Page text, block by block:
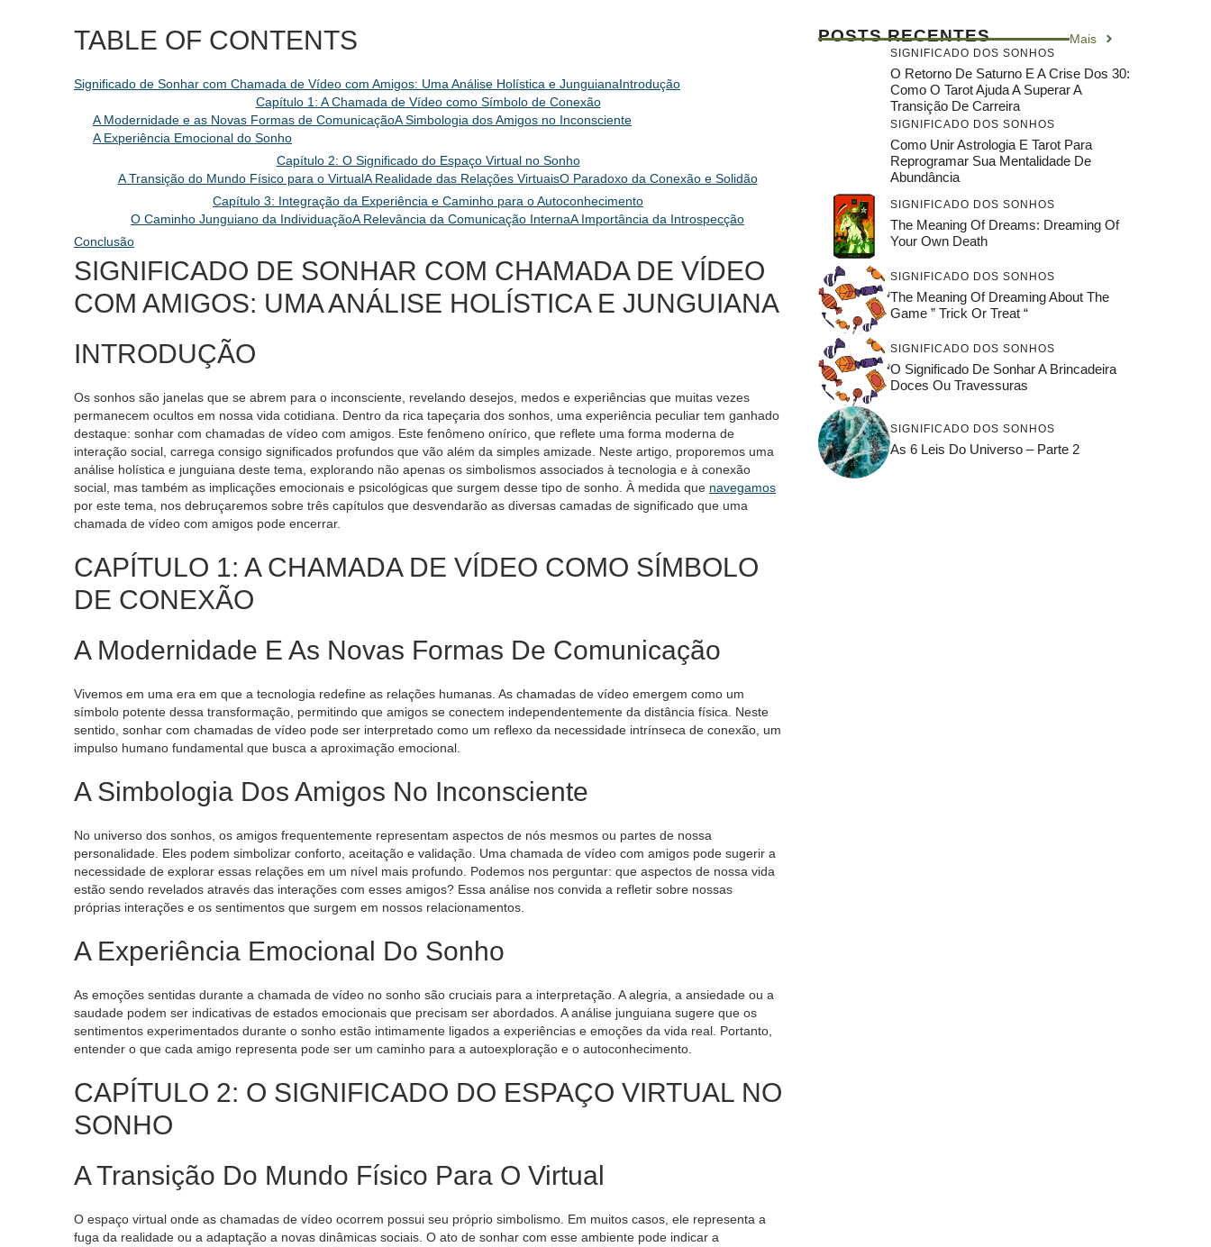
TABLE OF CONTENTS
Significado de Sonhar com Chamada de Vídeo com Amigos: Uma Análise Holística e JunguianaIntrodução
Capítulo 1: A Chamada de Vídeo como Símbolo de Conexão
A Modernidade e as Novas Formas de ComunicaçãoA Simbologia dos Amigos no Inconsciente
A Experiência Emocional do Sonho
Capítulo 2: O Significado do Espaço Virtual no Sonho
A Transição do Mundo Físico para o VirtualA Realidade das Relações VirtuaisO Paradoxo da Conexão e Solidão
Capítulo 3: Integração da Experiência e Caminho para o Autoconhecimento
O Caminho Junguiano da IndividuaçãoA Relevância da Comunicação InternaA Importância da Introspecção
Conclusão
SIGNIFICADO DE SONHAR COM CHAMADA DE VÍDEO
COM AMIGOS: UMA ANÁLISE HOLÍSTICA E JUNGUIANA
INTRODUÇÃO
Os sonhos são janelas que se abrem para o inconsciente, revelando desejos, medos e experiências que muitas vezes
permanecem ocultos em nossa vida cotidiana. Dentro da rica tapeçaria dos sonhos, uma experiência peculiar tem ganhado
destaque: sonhar com chamadas de vídeo com amigos. Este fenômeno onírico, que reflete uma forma moderna de
interação social, carrega consigo significados profundos que vão além da simples amizade. Neste artigo, proporemos uma
análise holística e junguiana deste tema, explorando não apenas os simbolismos associados à tecnologia e à conexão
social, mas também as implicações emocionais e psicológicas que surgem desse tipo de sonho. À medida que navegamos
por este tema, nos debruçaremos sobre três capítulos que desvendarão as diversas camadas de significado que uma
chamada de vídeo com amigos pode encerrar.
CAPÍTULO 1: A CHAMADA DE VÍDEO COMO SÍMBOLO
DE CONEXÃO
A Modernidade E As Novas Formas De Comunicação
Vivemos em uma era em que a tecnologia redefine as relações humanas. As chamadas de vídeo emergem como um
símbolo potente dessa transformação, permitindo que amigos se conectem independentemente da distância física. Neste
sentido, sonhar com chamadas de vídeo pode ser interpretado como um reflexo da necessidade intrínseca de conexão, um
impulso humano fundamental que busca a aproximação emocional.
A Simbologia Dos Amigos No Inconsciente
No universo dos sonhos, os amigos frequentemente representam aspectos de nós mesmos ou partes de nossa
personalidade. Eles podem simbolizar conforto, aceitação e validação. Uma chamada de vídeo com amigos pode sugerir a
necessidade de explorar essas relações em um nível mais profundo. Podemos nos perguntar: que aspectos de nossa vida
estão sendo revelados através das interações com esses amigos? Essa análise nos convida a refletir sobre nossas
próprias interações e os sentimentos que surgem em nossos relacionamentos.
A Experiência Emocional Do Sonho
As emoções sentidas durante a chamada de vídeo no sonho são cruciais para a interpretação. A alegria, a ansiedade ou a
saudade podem ser indicativas de estados emocionais que precisam ser abordados. A análise junguiana sugere que os
sentimentos experimentados durante o sonho estão intimamente ligados a experiências e emoções da vida real. Portanto,
entender o que cada amigo representa pode ser um caminho para a autoexploração e o autoconhecimento.
CAPÍTULO 2: O SIGNIFICADO DO ESPAÇO VIRTUAL NO
SONHO
A Transição Do Mundo Físico Para O Virtual
O espaço virtual onde as chamadas de vídeo ocorrem possui seu próprio simbolismo. Em muitos casos, ele representa a
fuga da realidade ou a adaptação a novas dinâmicas sociais. O ato de sonhar com esse ambiente pode indicar a
POSTS RECENTES Mais
SIGNIFICADO DOS SONHOS
O Retorno De Saturno E A Crise Dos 30:
Como O Tarot Ajuda A Superar A
Transição De Carreira
SIGNIFICADO DOS SONHOS
Como Unir Astrologia E Tarot Para
Reprogramar Sua Mentalidade De
Abundância
SIGNIFICADO DOS SONHOS
The Meaning Of Dreams: Dreaming Of
Your Own Death
SIGNIFICADO DOS SONHOS
The Meaning Of Dreaming About The
Game ” Trick Or Treat “
SIGNIFICADO DOS SONHOS
O Significado De Sonhar A Brincadeira
Doces Ou Travessuras
SIGNIFICADO DOS SONHOS
As 6 Leis Do Universo – Parte 2